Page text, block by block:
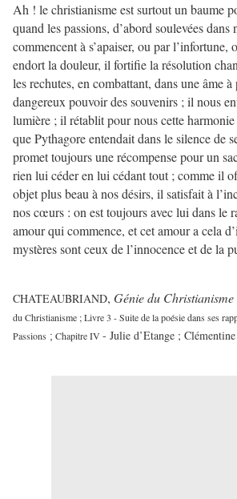
Ah ! le christianisme est surtout un baume
quand les passions, d’abord soulevées dans
commencent à s’apaiser, ou par l’infortune,
endort la douleur, il fortifie la résolution
les rechutes, en combattant, dans une âme
dangereux pouvoir des souvenirs ; il nous
lumière ; il rétablit pour nous cette harmonie
que Pythagore entendait dans le silence de
promet toujours une récompense pour un
rien lui céder en lui cédant tout ; comme il
objet plus beau à nos désirs, il satisfait à
nos cœurs : on est toujours avec lui dans le
amour qui commence, et cet amour a cela
mystères sont ceux de l’innocence et de la
CHATEAUBRIAND, Génie du Christianisme
du Christianisme ;Livre 3 -Suite de la poésie dans ses
Passions ; Chapitre IV - Julie d’Etange ; Clémentine